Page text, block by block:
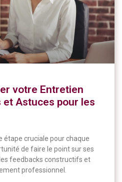
votre Entretien
et Astuces pour les
étape cruciale pour chaque
de faire le point sur ses
feedbacks constructifs et
professionnel.